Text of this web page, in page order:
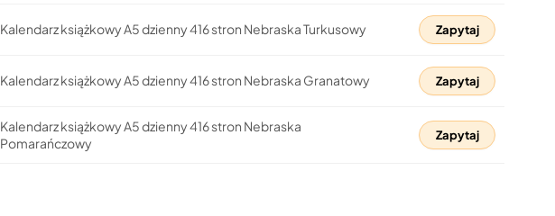
Kalendarz książkowy A5 dzienny 416 stron Nebraska Turkusowy Zapytaj
Kalendarz książkowy A5 dzienny 416 stron Nebraska Granatowy Zapytaj
Kalendarz książkowy A5 dzienny 416 stron Nebraska
Pomarańczowy
Zapytaj